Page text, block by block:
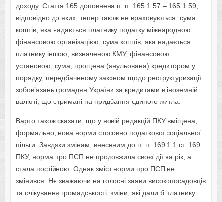
доходу. Стаття 165 доповнена п. п. 165.1.57 – 165.1.59,
відповідно до яких, тепер також не враховуються: сума
коштів, яка надається платнику податку міжнародною
фінансовою організацією; сума коштів, яка надається
платнику іншою, визначеною КМУ, фінансовою
установою; сума, прощена (анульована) кредитором у
порядку, передбаченому законом щодо реструктуризації
зобов’язань громадян України за кредитами в іноземній
валюті, що отримані на придбання єдиного житла.
Варто також сказати, що у новій редакцій ПКУ вміщена,
формально, нова норми стосовно податкової соціальної
пільги. Завдяки змінам, внесеним до п. п. 169.1.1 ст. 169
ПКУ, норма про ПСП не продовжила своєї дії на рік, а
стала постійною. Однак зміст норми про ПСП не
змінився. Не зважаючи на голосні заяви високопосадовців
та очікування громадськості, зміни, які дали б платнику